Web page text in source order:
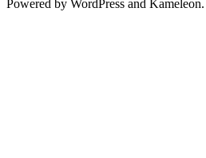
Powered by WordPress and Kameleon.